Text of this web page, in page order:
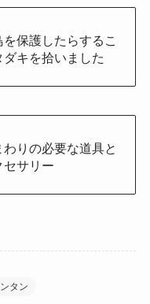
保護したらするこ
キを拾いました
りの必要な道具と
セサリー
タン